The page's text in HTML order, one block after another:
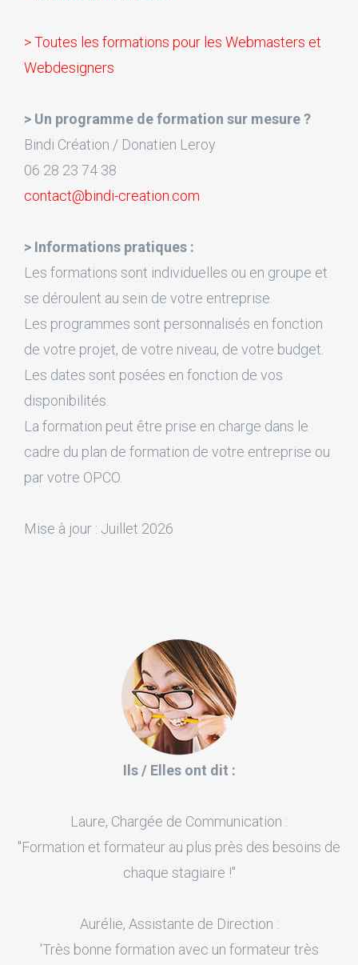
> Toutes les formations pour les Webmasters et
Webdesigners
> Un programme de formation sur mesure ?
Bindi Création / Donatien Leroy
06 28 23 74 38
contact@bindi-creation.com
> Informations pratiques :
Les formations sont individuelles ou en groupe et
se déroulent au sein de votre entreprise.
Les programmes sont personnalisés en fonction
de votre projet, de votre niveau, de votre budget.
Les dates sont posées en fonction de vos
disponibilités.
La formation peut être prise en charge dans le
cadre du plan de formation de votre entreprise ou
par votre OPCO.
Mise à jour : Juillet 2026
Ils / Elles ont dit :
Laure, Chargée de Communication :
"Formation et formateur au plus près des besoins de
chaque stagiaire !"
Aurélie, Assistante de Direction :
'Très bonne formation avec un formateur très